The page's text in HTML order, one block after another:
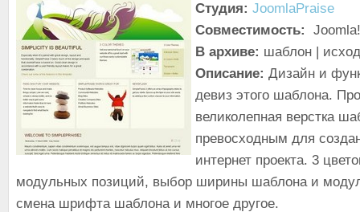
Студия: JoomlaPraise
Совместимость:
В архиве: шаблон |
Описание: Дизайн и
девиз этого шаблона.
великолепная верстка
превосходным для
интернет проекта. 3
модульных позиций, выбор ширины шаблона и
смена шрифта шаблона и многое другое.